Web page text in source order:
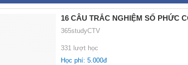
16 CÂU TRẮC NGHIỆM SỐ PHỨC
365studyCTV
331 lượt học
Học phí: 5.000đ